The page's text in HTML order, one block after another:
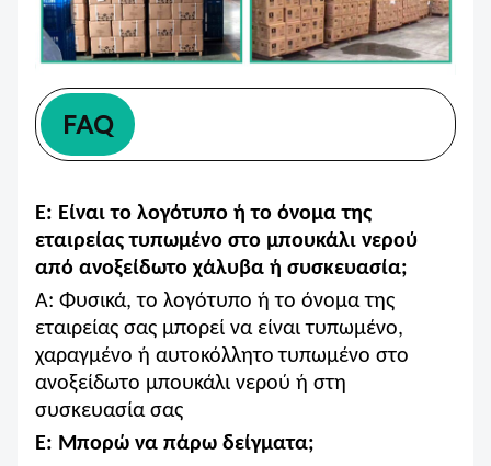
FAQ
Ε: Είναι το λογότυπο ή το όνομα της
εταιρείας τυπωμένο στο μπουκάλι νερού
από ανοξείδωτο χάλυβα ή συσκευασία;
Α: Φυσικά, το λογότυπο ή το όνομα της
εταιρείας σας μπορεί να είναι τυπωμένο,
χαραγμένο ή αυτοκόλλητο τυπωμένο στο
ανοξείδωτο μπουκάλι νερού ή στη
συσκευασία σας
Ε: Μπορώ να πάρω δείγματα;